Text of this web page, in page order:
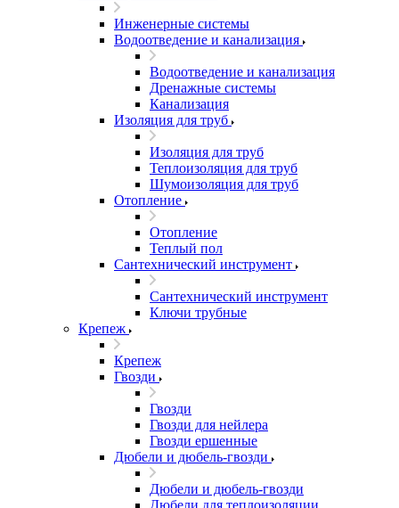
Инженерные системы
Водоотведение и канализация
Водоотведение и канализация
Дренажные системы
Канализация
Изоляция для труб
Изоляция для труб
Теплоизоляция для труб
Шумоизоляция для труб
Отопление
Отопление
Теплый пол
Сантехнический инструмент
Сантехнический инструмент
Ключи трубные
Крепеж
Крепеж
Гвозди
Гвозди
Гвозди для нейлера
Гвозди ершенные
Дюбели и дюбель-гвозди
Дюбели и дюбель-гвозди
Дюбели для теплоизоляции